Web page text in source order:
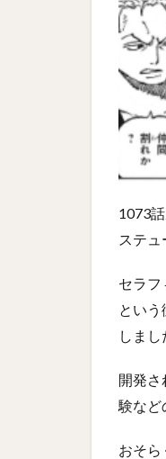
1073
ステュ
セラフ
とい
しまし
開発
験など
おそら